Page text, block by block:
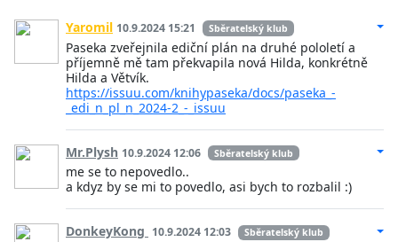
Yaromil 10.9.2024 15:21 Sběratelský klub
Paseka zveřejnila ediční plán na druhé pololetí a
příjemně mě tam překvapila nová Hilda, konkrétně
Hilda a Větvík.
https://issuu.com/knihypaseka/docs/paseka_-
_edi_n_pl_n_2024-2_-_issuu
Mr.Plysh 10.9.2024 12:06 Sběratelský klub
me se to nepovedlo..
a kdyz by se mi to povedlo, asi bych to rozbalil :)
DonkeyKong 10.9.2024 12:03 Sběratelský klub